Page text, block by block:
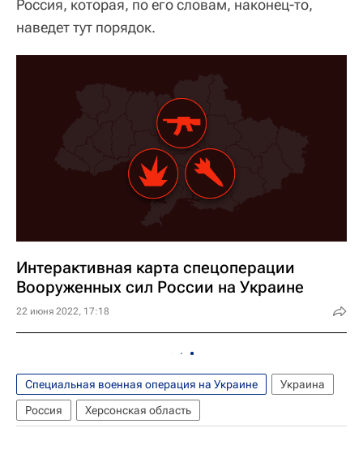
Россия, которая, по его словам, наконец-то,
наведет тут порядок.
Интерактивная карта спецоперации
Вооруженных сил России на Украине
22 июня 2022, 17:18
Специальная военная операция на Украине
Украина
Россия
Херсонская область